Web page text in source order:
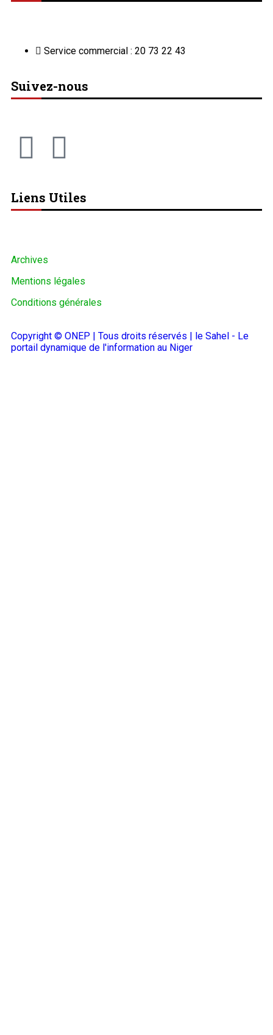
Service commercial : 20 73 22 43
Suivez-nous
Liens Utiles
Archives
Mentions légales
Conditions générales
Copyright © ONEP | Tous droits réservés | le Sahel - Le
portail dynamique de l'information au Niger